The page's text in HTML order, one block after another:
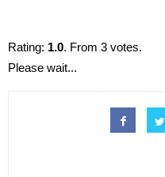
Rating: 1.0. From 3 votes.
Please wait...